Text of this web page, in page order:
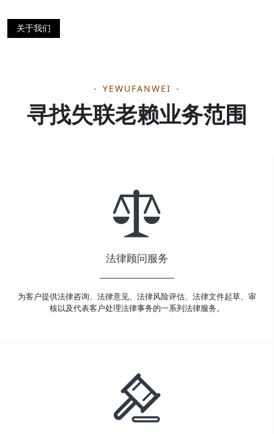
关于我们
YEWUFANWEI
寻找失联老赖业务范围
法律顾问服务
为客户提供法律咨询、法律意见、法律风险评估、法律文件起草、审
核以及代表客户处理法律事务的一系列法律服务。